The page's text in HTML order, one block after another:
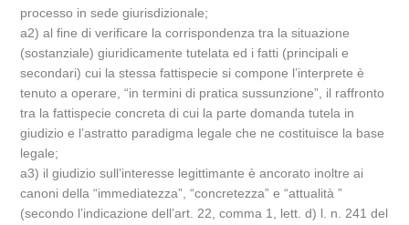
processo in sede giurisdizionale;
a2) al fine di verificare la corrispondenza tra la situazione
(sostanziale) giuridicamente tutelata ed i fatti (principali e
secondari) cui la stessa fattispecie si compone l’interprete è
tenuto a operare, “in termini di pratica sussunzione”, il raffronto
tra la fattispecie concreta di cui la parte domanda tutela in
giudizio e l’astratto paradigma legale che ne costituisce la base
legale;
a3) il giudizio sull’interesse legittimante è ancorato inoltre ai
canoni della “immediatezza”, “concretezza” e “attualità ”
(secondo l’indicazione dell’art. 22, comma 1, lett. d) l. n. 241 del